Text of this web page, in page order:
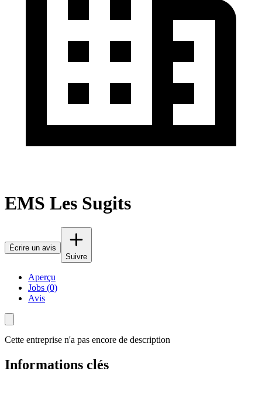
EMS Les Sugits
Écrire un avis
Suivre
Aperçu
Jobs (0)
Avis
Cette entreprise n'a pas encore de description
Informations clés